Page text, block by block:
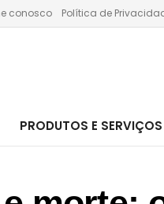
conosco Política de
PRODUTOS E SERVIÇOS